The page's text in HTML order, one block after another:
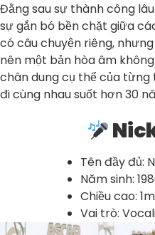
Đằng sau sự thành công
sự gắn bó bền chặt giữa
có câu chuyện riêng,
nên một bản hòa âm
chân dung cụ thể của
đi cùng nhau suốt hơn 30
Tên đầy đủ:
Năm sinh:
Chiều cao:
Vai trò: